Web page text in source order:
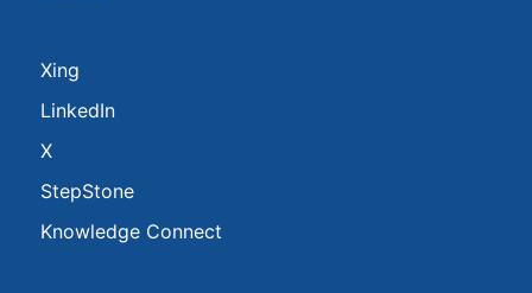
Xing
LinkedIn
X
StepStone
Knowledge Connect